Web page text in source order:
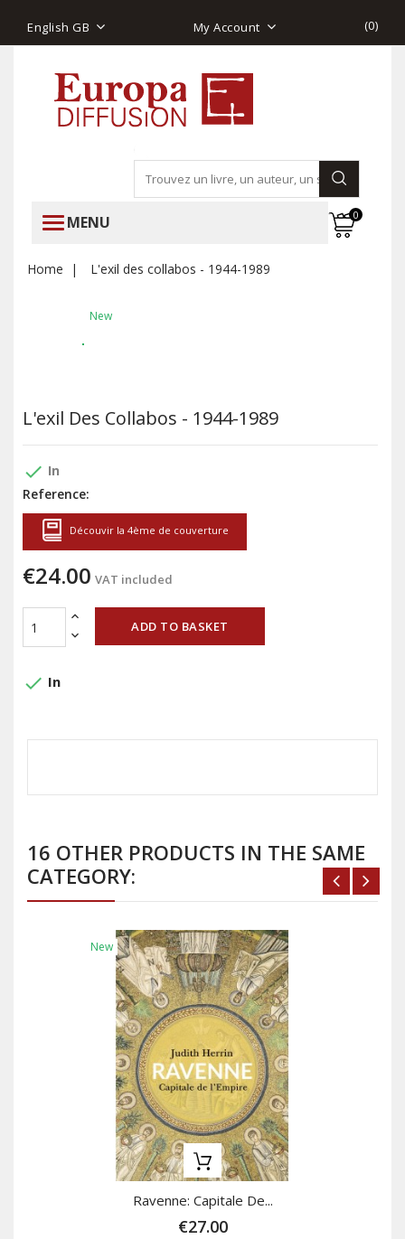
English GB My Account (0)
MENU 0
Home L'exil des collabos - 1944-1989
New
L'exil Des Collabos - 1944-1989
done In
Reference:
Découvir la 4ème de couverture
€24.00 VAT included
ADD TO BASKET
done In
16 OTHER PRODUCTS IN THE SAME
CATEGORY:
New
Ravenne: Capitale De...
€27.00